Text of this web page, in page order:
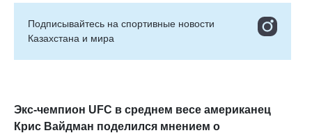
Подписывайтесь на cпортивные новости
Казахстана и мира
Экс-чемпион UFC в среднем весе американец
Крис Вайдман поделился мнением о